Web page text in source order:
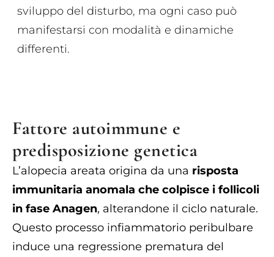
sviluppo del disturbo, ma ogni caso può
manifestarsi con modalità e dinamiche
differenti.
Fattore autoimmune e
predisposizione genetica
L’alopecia areata origina da una risposta
immunitaria anomala che colpisce i follicoli
in fase Anagen, alterandone il ciclo naturale.
Questo processo infiammatorio peribulbare
induce una regressione prematura del